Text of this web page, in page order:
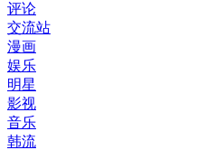
评论
交流站
漫画
娱乐
明星
影视
音乐
韩流